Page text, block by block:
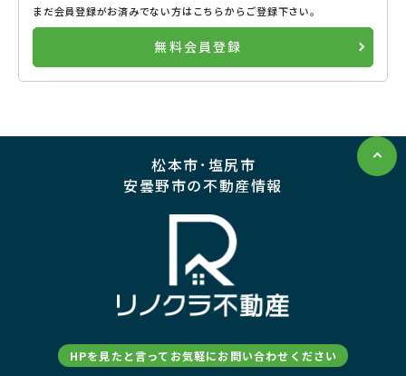
まだ会員登録がお済みでない方はこちらからご登録下さい。
無料会員登録
松本市･塩尻市
安曇野市の不動産情報
HPを見たと言ってお気軽にお問い合わせください